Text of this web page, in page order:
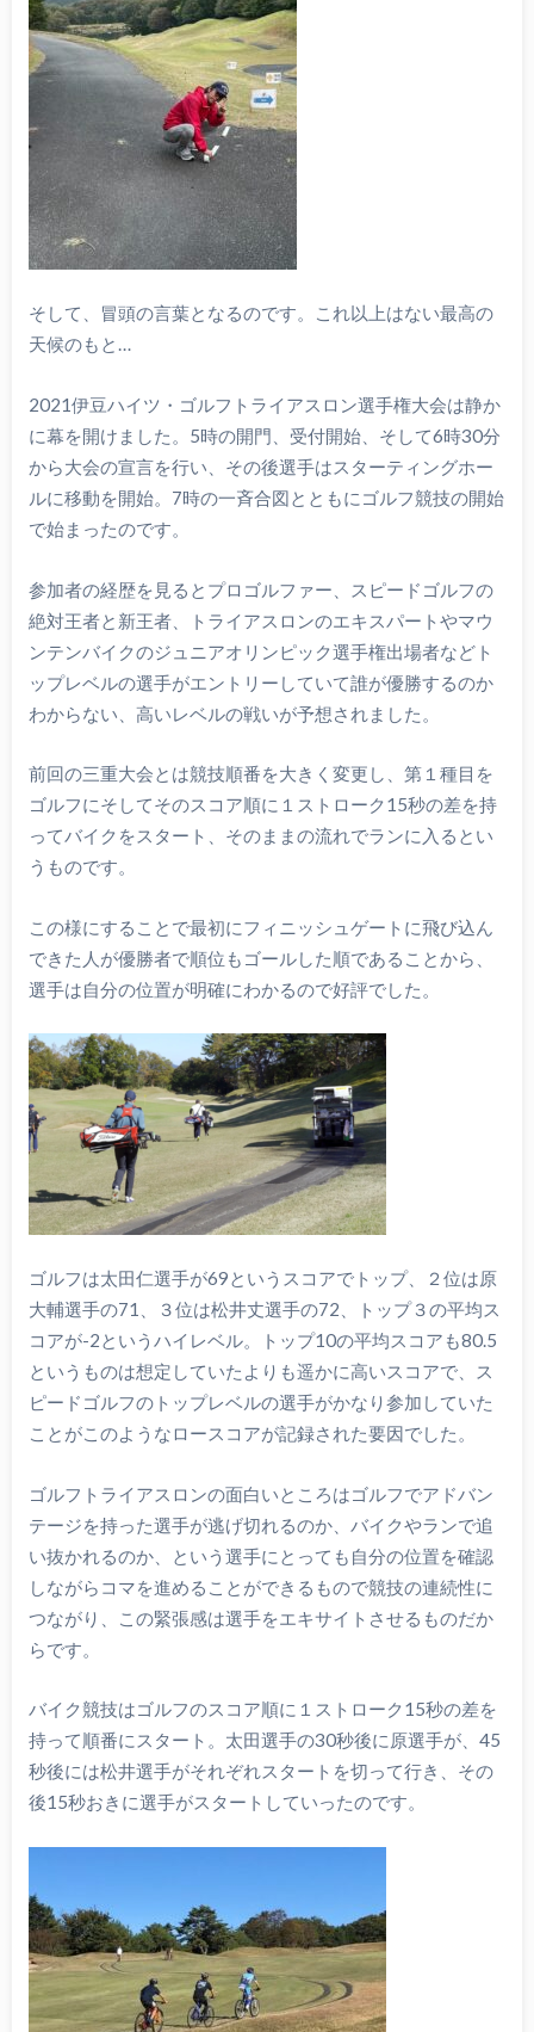
そして、冒頭の言葉となるのです。これ以上はない最高の
天候のもと…
2021伊豆ハイツ・ゴルフトライアスロン選手権大会は静か
に幕を開けました。5時の開門、受付開始、そして6時30分
から大会の宣言を行い、その後選手はスターティングホー
ルに移動を開始。7時の一斉合図とともにゴルフ競技の開始
で始まったのです。
参加者の経歴を見るとプロゴルファー、スピードゴルフの
絶対王者と新王者、トライアスロンのエキスパートやマウ
ンテンバイクのジュニアオリンピック選手権出場者などト
ップレベルの選手がエントリーしていて誰が優勝するのか
わからない、高いレベルの戦いが予想されました。
前回の三重大会とは競技順番を大きく変更し、第１種目を
ゴルフにそしてそのスコア順に１ストローク15秒の差を持
ってバイクをスタート、そのままの流れでランに入るとい
うものです。
この様にすることで最初にフィニッシュゲートに飛び込ん
できた人が優勝者で順位もゴールした順であることから、
選手は自分の位置が明確にわかるので好評でした。
ゴルフは太田仁選手が69というスコアでトップ、２位は原
大輔選手の71、３位は松井丈選手の72、トップ３の平均ス
コアが-2というハイレベル。トップ10の平均スコアも80.5
というものは想定していたよりも遥かに高いスコアで、ス
ピードゴルフのトップレベルの選手がかなり参加していた
ことがこのようなロースコアが記録された要因でした。
ゴルフトライアスロンの面白いところはゴルフでアドバン
テージを持った選手が逃げ切れるのか、バイクやランで追
い抜かれるのか、という選手にとっても自分の位置を確認
しながらコマを進めることができるもので競技の連続性に
つながり、この緊張感は選手をエキサイトさせるものだか
らです。
バイク競技はゴルフのスコア順に１ストローク15秒の差を
持って順番にスタート。太田選手の30秒後に原選手が、45
秒後には松井選手がそれぞれスタートを切って行き、その
後15秒おきに選手がスタートしていったのです。